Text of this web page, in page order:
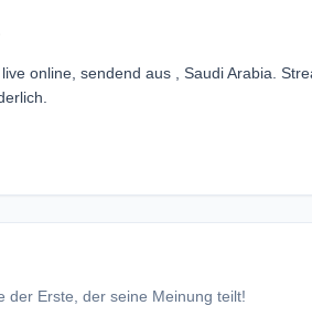
online, sendend aus , Saudi Arabia.
der Erste, der seine Meinung teilt!